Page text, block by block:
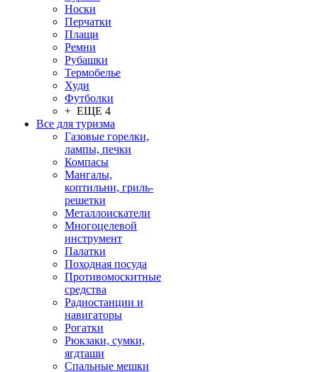
Носки
Перчатки
Плащи
Ремни
Рубашки
Термобелье
Худи
Футболки
+ ЕЩЕ 4
Все для туризма
Газовые горелки,
лампы, печки
Компасы
Мангалы,
коптильни, гриль-
решетки
Металлоискатели
Многоцелевой
инструмент
Палатки
Походная посуда
Противомоскитные
средства
Радиостанции и
навигаторы
Рогатки
Рюкзаки, сумки,
ягдташи
Спальные мешки